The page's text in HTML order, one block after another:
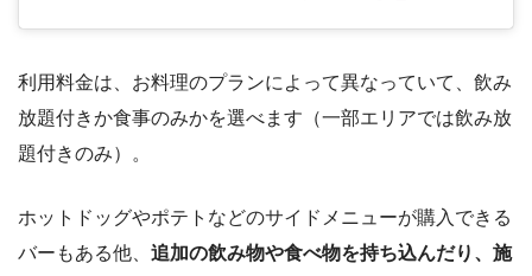
利用料金は、お料理のプランによって異なっていて、飲み
放題付きか食事のみかを選べます（一部エリアでは飲み放
題付きのみ）。
ホットドッグやポテトなどのサイドメニューが購入できる
バーもある他、 追加の飲み物や食べ物を持ち込んだり、施